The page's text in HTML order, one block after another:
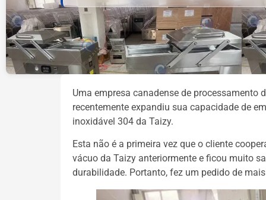
Uma empresa canadense de processamento
recentemente expandiu sua capacidade de
inoxidável 304 da Taizy.
Esta não é a primeira vez que o cliente
vácuo da Taizy anteriormente e ficou muito
durabilidade. Portanto, fez um pedido de